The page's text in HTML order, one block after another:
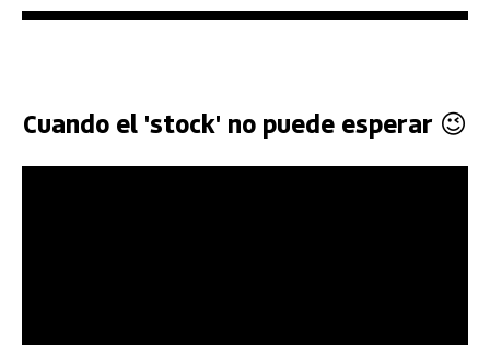
Cuando el 'stock' no puede esperar 😉